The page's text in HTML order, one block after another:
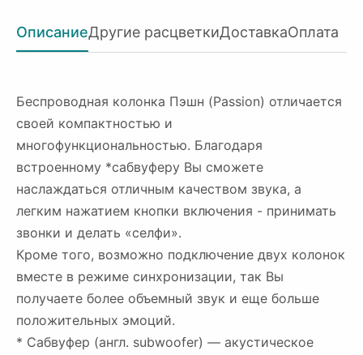
ОписаниеДругие расцветкиДоставкаОплата
Беспроводная колонка Пэшн (Passion) отличается
своей компактностью и
многофункциональностью. Благодаря
встроенному *сабвуферу Вы сможете
наслаждаться отличным качеством звука, а
легким нажатием кнопки включения - принимать
звонки и делать «селфи».
Кроме того, возможно подключение двух колонок
вместе в режиме синхронизации, так Вы
получаете более объемный звук и еще больше
положительных эмоций.
* Сабвуфер (англ. subwoofer) — акустическое